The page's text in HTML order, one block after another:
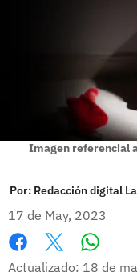
Imagen referencial
Por: Redacción digital
17 de May, 2023
Facebook
X
Actualizado: 18 de